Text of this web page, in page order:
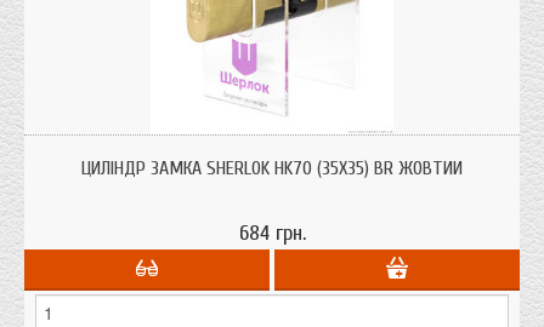
системою захисту від висвердлювання, від вибивання.
ЦИЛІНДР ЗАМКА SHERLOK HK70 (35Х35) BR ЖОВТИЙ
684 грн.